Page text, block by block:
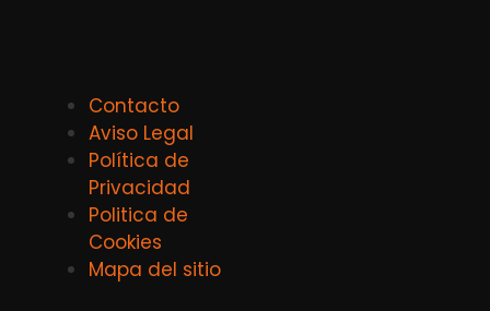
Contacto
Aviso Legal
Política de
Privacidad
Politica de
Cookies
Mapa del sitio